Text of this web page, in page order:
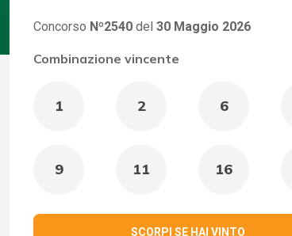
Concorso Nº2540 del 30 Maggio 2026
Combinazione vincente
1 2 6
9 11 16
SCORPI SE HAI VINTO